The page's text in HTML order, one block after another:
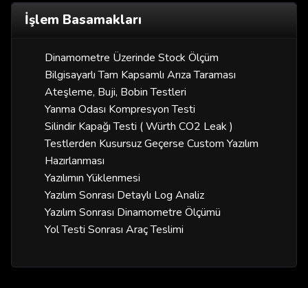
İşlem Basamakları
Dinamometre Üzerinde Stock Ölçüm
Bilgisayarlı Tam Kapsamlı Arıza Taraması
Ateşleme, Buji, Bobin Testleri
Yanma Odası Kompresyon Testi
Silindir Kapağı Testi ( Würth CO2 Leak )
Testlerden Kusursuz Geçerse Custom Yazılım
Hazırlanması
Yazılımın Yüklenmesi
Yazılım Sonrası Detaylı Log Analiz
Yazılım Sonrası Dinamometre Ölçümü
Yol Testi Sonrası Araç Teslimi